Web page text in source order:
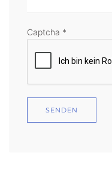
Captcha *
SENDEN